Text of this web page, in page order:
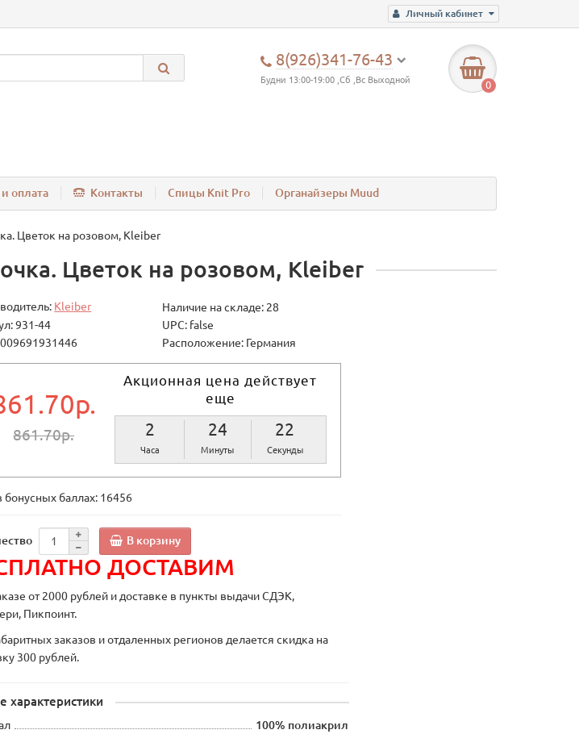
Личный кабинет
8(926)341-76-43
Будни 13:00-19:00 ,Сб ,Вс Выходной 0
оплата Контакты Спицы Knit Pro Органайзеры Muud
Цветок на розовом, Kleiber
Цветок на розовом, Kleiber
Kleiber
Наличие на складе: 28
931-44
UPC: false
Расположение: Германия
861.70р.
Акционная цена действует
еще
2
Часа
24
Минуты
22
Секунды
бонусных баллах: 16456
В корзину
ДОСТАВИМ
от 2000 рублей и доставке в пункты выдачи СДЭК,
Пикпоинт.
заказов и отдаленных регионов делается скидка на
300 рублей.
характеристики
100% полиакрил